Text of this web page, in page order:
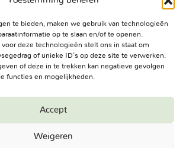
te bieden, maken we gebruik van technologieën
op te slaan en/of te openen.
deze technologieën stelt ons in staat om
of unieke ID's op deze site te verwerken.
of deze in te trekken kan negatieve gevolgen
functies en mogelijkheden.
Accept
Weigeren
Reserved.